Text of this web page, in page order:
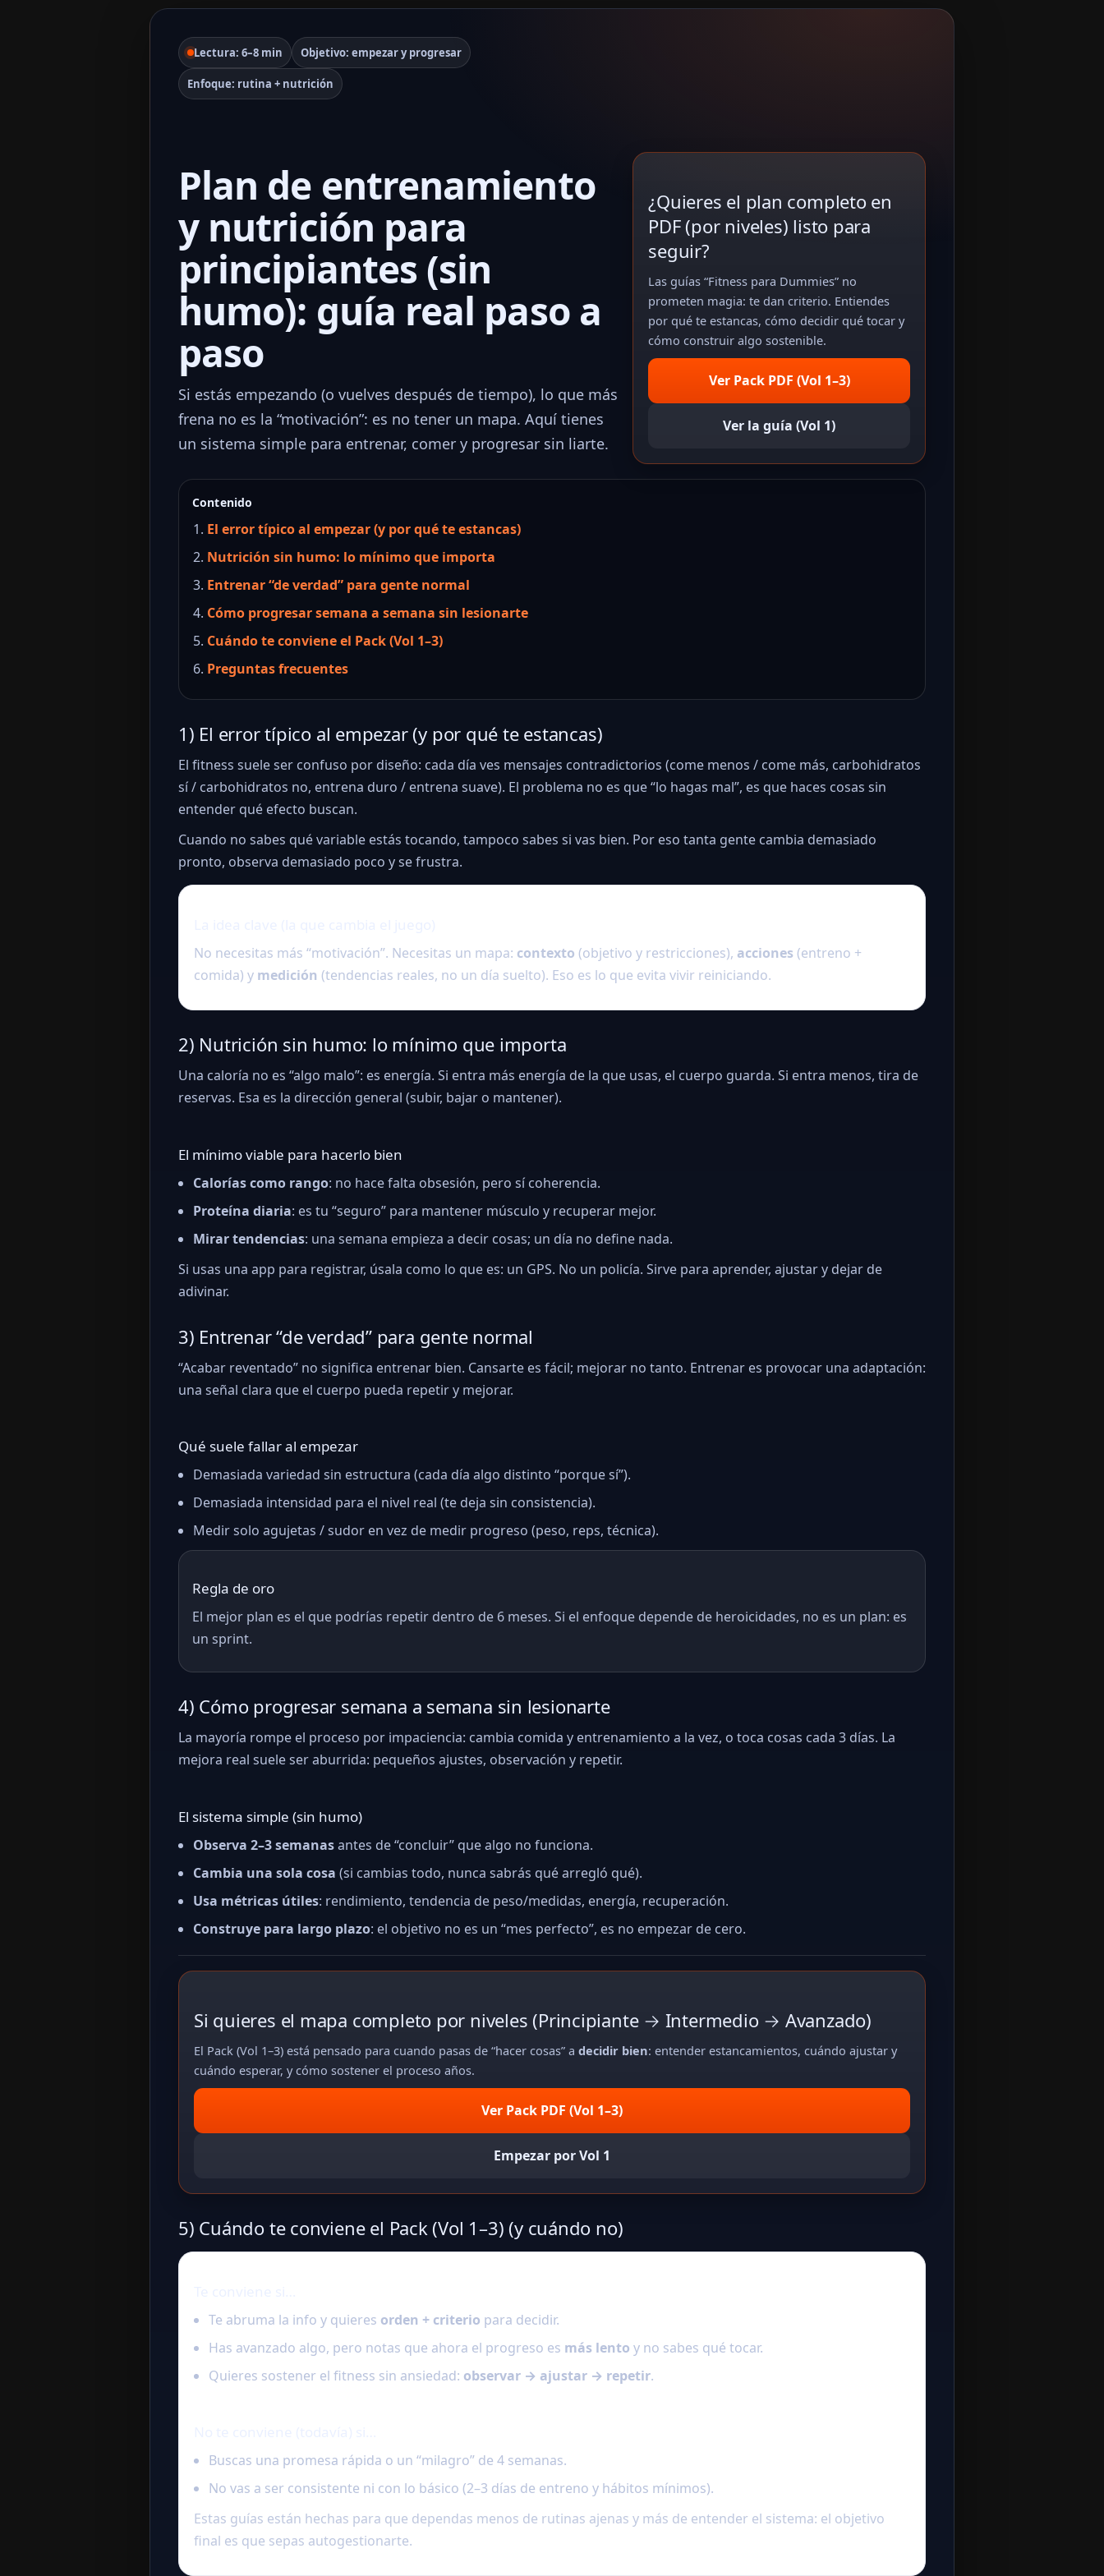
Lectura: 6–8 min Objetivo: empezar y progresar
Enfoque: rutina + nutrición
Plan de entrenamiento
y nutrición para
principiantes (sin
humo): guía real paso a
paso
Si estás empezando (o vuelves después de tiempo), lo que más
frena no es la “motivación”: es no tener un mapa. Aquí tienes
un sistema simple para entrenar, comer y progresar sin liarte.
¿Quieres el plan completo en
PDF (por niveles) listo para
seguir?
Las guías “Fitness para Dummies” no
prometen magia: te dan criterio. Entiendes
por qué te estancas, cómo decidir qué tocar y
cómo construir algo sostenible.
Ver Pack PDF (Vol 1–3)
Ver la guía (Vol 1)
Contenido
El error típico al empezar (y por qué te estancas)
Nutrición sin humo: lo mínimo que importa
Entrenar “de verdad” para gente normal
Cómo progresar semana a semana sin lesionarte
Cuándo te conviene el Pack (Vol 1–3)
Preguntas frecuentes
1) El error típico al empezar (y por qué te estancas)
El fitness suele ser confuso por diseño: cada día ves mensajes contradictorios (come menos / come más, carbohidratos
sí / carbohidratos no, entrena duro / entrena suave). El problema no es que “lo hagas mal”, es que haces cosas sin
entender qué efecto buscan.
Cuando no sabes qué variable estás tocando, tampoco sabes si vas bien. Por eso tanta gente cambia demasiado
pronto, observa demasiado poco y se frustra.
No necesitas más “motivación”. Necesitas un mapa: contexto (objetivo y restricciones), acciones (entreno +
comida) y medición (tendencias reales, no un día suelto). Eso es lo que evita vivir reiniciando.
2) Nutrición sin humo: lo mínimo que importa
Una caloría no es “algo malo”: es energía. Si entra más energía de la que usas, el cuerpo guarda. Si entra menos, tira de
reservas. Esa es la dirección general (subir, bajar o mantener).
El mínimo viable para hacerlo bien
Calorías como rango: no hace falta obsesión, pero sí coherencia.
Proteína diaria: es tu “seguro” para mantener músculo y recuperar mejor.
Mirar tendencias: una semana empieza a decir cosas; un día no define nada.
Si usas una app para registrar, úsala como lo que es: un GPS. No un policía. Sirve para aprender, ajustar y dejar de
adivinar.
3) Entrenar “de verdad” para gente normal
“Acabar reventado” no significa entrenar bien. Cansarte es fácil; mejorar no tanto. Entrenar es provocar una adaptación:
una señal clara que el cuerpo pueda repetir y mejorar.
Qué suele fallar al empezar
Demasiada variedad sin estructura (cada día algo distinto “porque sí”).
Demasiada intensidad para el nivel real (te deja sin consistencia).
Medir solo agujetas / sudor en vez de medir progreso (peso, reps, técnica).
Regla de oro
El mejor plan es el que podrías repetir dentro de 6 meses. Si el enfoque depende de heroicidades, no es un plan: es
un sprint.
4) Cómo progresar semana a semana sin lesionarte
La mayoría rompe el proceso por impaciencia: cambia comida y entrenamiento a la vez, o toca cosas cada 3 días. La
mejora real suele ser aburrida: pequeños ajustes, observación y repetir.
El sistema simple (sin humo)
Observa 2–3 semanasantes de “concluir” que algo no funciona.
Cambia una sola cosa (si cambias todo, nunca sabrás qué arregló qué).
Usa métricas útiles: rendimiento, tendencia de peso/medidas, energía, recuperación.
Construye para largo plazo: el objetivo no es un “mes perfecto”, es no empezar de cero.
Si quieres el mapa completo por niveles (Principiante → Intermedio → Avanzado)
El Pack (Vol 1–3) está pensado para cuando pasas de “hacer cosas” a decidir bien: entender estancamientos, cuándo ajustar y
cuándo esperar, y cómo sostener el proceso años.
Ver Pack PDF (Vol 1–3)
Empezar por Vol 1
5) Cuándo te conviene el Pack (Vol 1–3) (y cuándo no)
Te abruma la info y quieres orden + criterio para decidir.
Has avanzado algo, pero notas que ahora el progreso es más lento y no sabes qué tocar.
Quieres sostener el fitness sin ansiedad: observar → ajustar → repetir.
Buscas una promesa rápida o un “milagro” de 4 semanas.
No vas a ser consistente ni con lo básico (2–3 días de entreno y hábitos mínimos).
Estas guías están hechas para que dependas menos de rutinas ajenas y más de entender el sistema: el objetivo
final es que sepas autogestionarte.